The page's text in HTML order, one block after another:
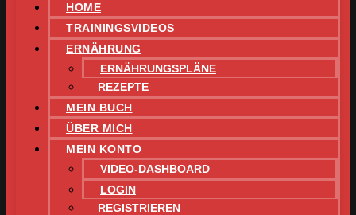
HOME
TRAININGSVIDEOS
ERNÄHRUNG
ERNÄHRUNGSPLÄNE
REZEPTE
MEIN BUCH
ÜBER MICH
MEIN KONTO
VIDEO-DASHBOARD
LOGIN
REGISTRIEREN